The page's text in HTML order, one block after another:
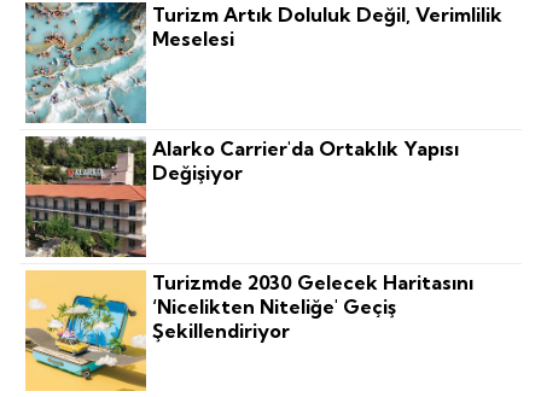
Turizm Artık Doluluk Değil, Verimlilik
Meselesi
Alarko Carrier'da Ortaklık Yapısı
Değişiyor
Turizmde 2030 Gelecek Haritasını
‘nicelikten Niteliğe' Geçiş
Şekillendiriyor